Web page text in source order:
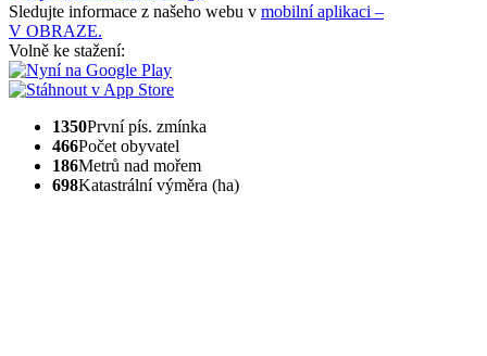
Sledujte informace z našeho webu v mobilní aplikaci –
V OBRAZE.
Volně ke stažení:
1350První pís. zmínka
466Počet obyvatel
186Metrů nad mořem
698Katastrální výměra (ha)